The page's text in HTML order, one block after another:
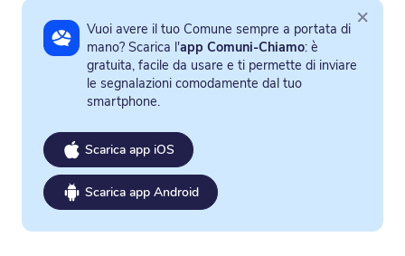
Vuoi avere il tuo Comune sempre a portata di
mano? Scarica l'app Comuni-Chiamo: è
gratuita, facile da usare e ti permette di inviare
le segnalazioni comodamente dal tuo
smartphone.
Scarica app iOS
Scarica app Android
×